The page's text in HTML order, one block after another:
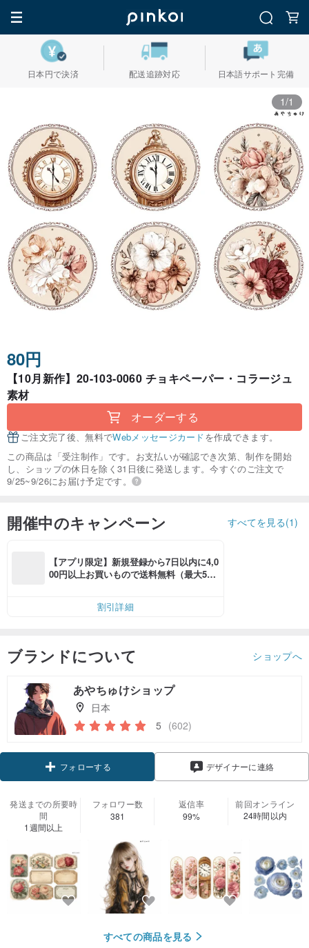
日本円で決済 配送追跡対応 日本語サポート完備
1/1
80円
【10月新作】20-103-0060 チョキペーパー・コラージュ
素材
オーダーする
ご注文完了後、無料でWebメッセージカードを作成できます。
この商品は「受注制作」です。お支払いが確認でき次第、制作を開始
し、ショップの休日を除く31日後に発送します。今すぐのご注文で
9/25~9/26にお届け予定です。
開催中のキャンペーン すべてを見る(1)
【アプリ限定】新規登録から7日以内に4,0
00円以上お買いもので送料無料（最大500
割引詳細
ブランドについて ショップへ
あやちゅけショップ
日本
5 (602)
フォローする デザイナーに連絡
発送までの所要時
間
1週間以上
フォロワー数
381
返信率
99%
前回オンライン
24時間以内
すべての商品を見る